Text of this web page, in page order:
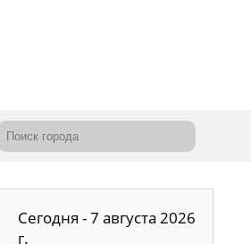
Сегодня - 7 августа 2026
г.